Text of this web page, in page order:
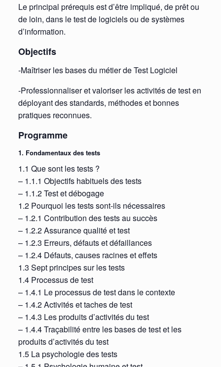
Le principal prérequis est d’être impliqué, de prêt ou
de loin, dans le test de logiciels ou de systèmes
d’information.
Objectifs
-Maîtriser les bases du métier de Test Logiciel
-Professionnaliser et valoriser les activités de test en
déployant des standards, méthodes et bonnes
pratiques reconnues.
Programme
1. Fondamentaux des tests
1.1 Que sont les tests ?
– 1.1.1 Objectifs habituels des tests
– 1.1.2 Test et débogage
1.2 Pourquoi les tests sont-ils nécessaires
– 1.2.1 Contribution des tests au succès
– 1.2.2 Assurance qualité et test
– 1.2.3 Erreurs, défauts et défaillances
– 1.2.4 Défauts, causes racines et effets
1.3 Sept principes sur les tests
1.4 Processus de test
– 1.4.1 Le processus de test dans le contexte
– 1.4.2 Activités et taches de test
– 1.4.3 Les produits d’activités du test
– 1.4.4 Traçabilité entre les bases de test et les
produits d’activités du test
1.5 La psychologie des tests